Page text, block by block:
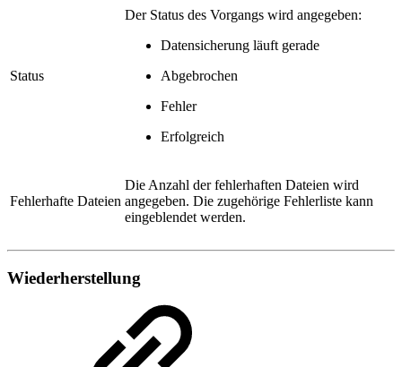
Status
Der Status des Vorgangs wird angegeben:
Datensicherung läuft gerade
Abgebrochen
Fehler
Erfolgreich
Fehlerhafte Dateien
Die Anzahl der fehlerhaften Dateien wird
angegeben. Die zugehörige Fehlerliste kann
eingeblendet werden.
Wiederherstellung